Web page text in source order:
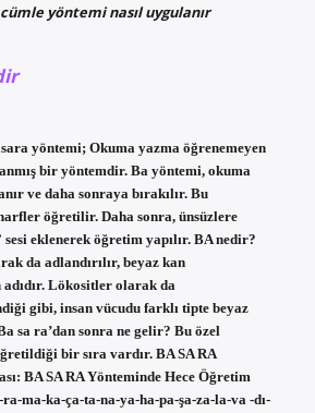
yöntemi nasıl uygulanır
yöntemi; Okuma yazma öğrenemeyen
bir yöntemdir. Ba yöntemi, okuma
ve daha sonraya bırakılır. Bu
öğretilir. Daha sonra, ünsüzlere
eklenerek öğretim yapılır. BA nedir?
da adlandırılır, beyaz kan
Lökositler olarak da
gibi, insan vücudu farklı tipte beyaz
sa ra’dan sonra ne gelir? Bu özel
bir sıra vardır. BA SA RA
BA SA RA Yönteminde Hece Öğretim
ra-ma-ka-ça-ta-na-ya-ha-pa-şa-za-la-va -dı-